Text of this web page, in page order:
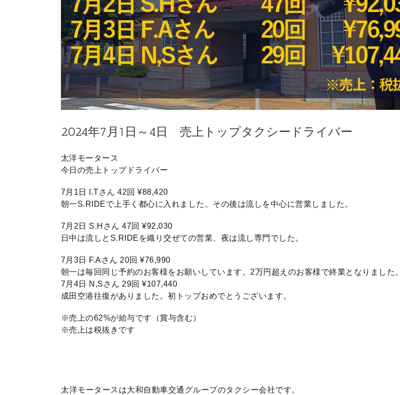
2024年7月1日～4日 売上トップタクシードライバー
太洋モータース
今日の売上トップドライバー
7月1日 I.Tさん 42回 ¥88,420
朝一S.RIDEで上手く都心に入れました。その後は流しを中心に営業しました。
7月2日 S.Hさん 47回 ¥92,030
日中は流しとS.RIDEを織り交ぜての営業、夜は流し専門でした。
7月3日 F.Aさん 20回 ¥76,990
朝一は毎回同じ予約のお客様をお願いしています。2万円超えのお客様で終業となりました。
7月4日 N,Sさん 29回 ¥107,440
成田空港往復がありました。初トップおめでとうございます。
※売上の62%が給与です（賞与含む）
※売上は税抜きです
太洋モータースは大和自動車交通グループのタクシー会社です。